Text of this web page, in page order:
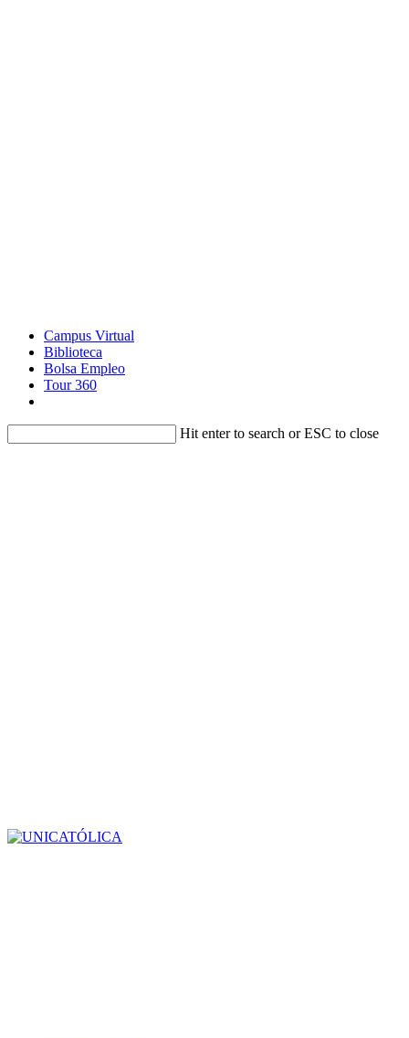
Campus Virtual
Biblioteca
Bolsa Empleo
Tour 360
Hit enter to search or ESC to close